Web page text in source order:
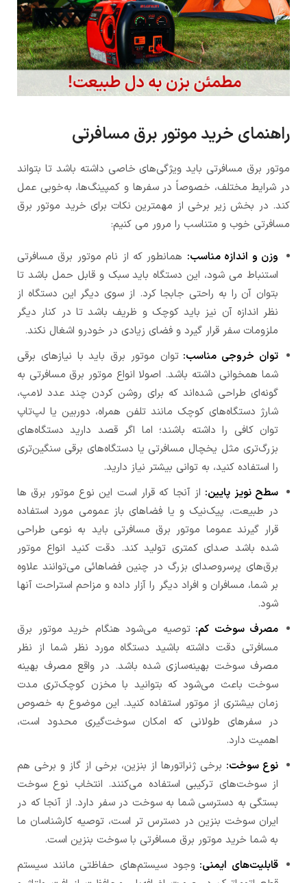
راهنمای خرید موتور برق مسافرتی
موتور برق مسافرتی باید ویژگی‌های خاصی داشته باشد تا بتواند
در شرایط مختلف، خصوصاً در سفرها و کمپینگ‌ها، به‌خوبی عمل
کند. در بخش زیر برخی از مهمترین نکات برای خرید موتور برق
مسافرتی خوب و متناسب را مرور می کنیم:
وزن و اندازه مناسب: همانطور که از نام موتور برق مسافرتی
استنباط می شود، این دستگاه باید سبک و قابل حمل باشد تا
بتوان آن را به راحتی جابجا کرد. از سوی دیگر این دستگاه از
نظر اندازه آن نیز باید کوچک و ظریف باشد تا در کنار دیگر
ملزومات سفر قرار گیرد و فضای زیادی در خودرو اشغال نکند.
توان خروجی مناسب: توان موتور برق باید با نیازهای برقی
شما همخوانی داشته باشد. اصولا انواع موتور برق مسافرتی به
گونه‌ای طراحی شده‌اند که برای روشن کردن چند عدد لامپ،
شارژ دستگاه‌های کوچک مانند تلفن همراه، دوربین یا لپ‌تاپ
توان کافی را داشته باشند؛ اما اگر قصد دارید دستگاه‌های
بزرگ‌تری مثل یخچال مسافرتی یا دستگاه‌های برقی سنگین‌تری
را استفاده کنید، به توانی بیشتر نیاز دارید.
سطح نویز پایین: از آنجا که قرار است این نوع موتور برق ها
در طبیعت، پیک‌نیک و یا فضاهای باز عمومی مورد استفاده
قرار گیرند عموما موتور برق مسافرتی باید به نوعی طراحی
شده باشد صدای کمتری تولید کند. دقت کنید انواع موتور
برق‌های پرسروصدای بزرگ در چنین فضاهائی می‌توانند علاوه
بر شما، مسافران و افراد دیگر را آزار داده و مزاحم استراحت آنها
شود.
مصرف سوخت کم: توصیه می‌شود هنگام خرید موتور برق
مسافرتی دقت داشته باشید دستگاه مورد نظر شما از نظر
مصرف سوخت بهینه‌سازی شده باشد. در واقع مصرف بهینه
سوخت باعث می‌شود که بتوانید با مخزن کوچک‌تری مدت
زمان بیشتری از موتور استفاده کنید. این موضوع به خصوص
در سفرهای طولانی که امکان سوخت‌گیری محدود است،
اهمیت دارد.
نوع سوخت: برخی ژنراتورها از بنزین، برخی از گاز و برخی هم
از سوخت‌های ترکیبی استفاده می‌کنند. انتخاب نوع سوخت
بستگی به دسترسی شما به سوخت در سفر دارد. از آنجا که در
ایران سوخت بنزین در دسترس تر است، توصیه کارشناسان ما
به شما خرید موتور برق مسافرتی با سوخت بنزین است.
قابلیت‌های ایمنی: وجود سیستم‌های حفاظتی مانند سیستم